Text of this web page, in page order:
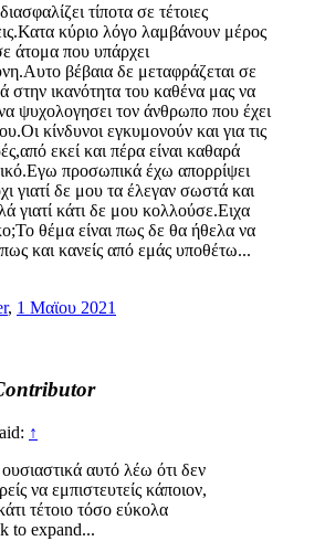
τίποτα σε τέτοιες
κύριο λόγο λαμβάνουν μέρος
άτομα που υπάρχει
βέβαια δε μεταφράζεται σε
στην ικανότητα του καθένα μας να
ψυχολογησει τον άνθρωπο που έχει
κίνδυνοι εγκυμονούν και για τις
εκεί και πέρα είναι καθαρά
προσωπικά έχω απορρίψει
γιατί δε μου τα έλεγαν σωστά και
γιατί κάτι δε μου κολλούσε.Ειχα
θέμα είναι πως δε θα ήθελα να
και κανείς από εμάς υποθέτω...
, 1 Μαϊου 2021
↑
αυτό λέω ότι δεν
να εμπιστευτείς κάποιον,
τέτοιο τόσο εύκολα
to expand...